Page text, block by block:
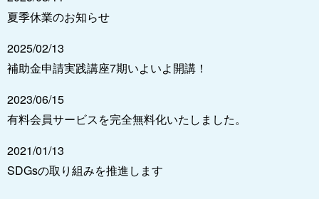
夏季休業のお知らせ
2025/02/13
補助金申請実践講座7期いよいよ開講！
2023/06/15
有料会員サービスを完全無料化いたしました。
2021/01/13
SDGsの取り組みを推進します